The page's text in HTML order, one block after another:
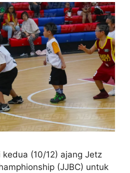
(10/12) ajang Jetz
(JJBC) untuk